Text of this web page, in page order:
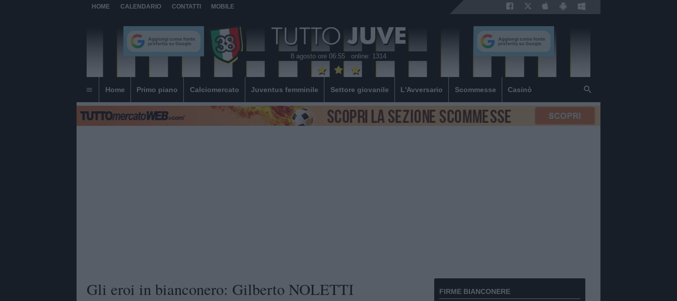
HOME CALENDARIO CONTATTI MOBILE
8 agosto ore 06:55 online: 1314
Home Primo piano Calciomercato Juventus femminile Settore giovanile L'Avversario Scommesse Casinò
Gli eroi in bianconero: Gilberto NOLETTI FIRME BIANCONERE